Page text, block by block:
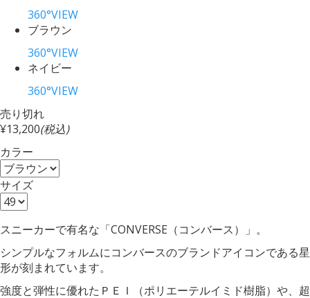
360°VIEW
ブラウン
360°VIEW
ネイビー
360°VIEW
売り切れ
¥13,200(税込)
カラー
サイズ
スニーカーで有名な「CONVERSE（コンバース）」。
シンプルなフォルムにコンバースのブランドアイコンである星
形が刻まれています。
強度と弾性に優れたＰＥＩ（ポリエーテルイミド樹脂）や、超